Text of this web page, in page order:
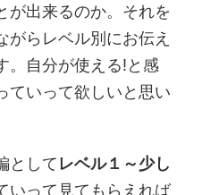
が出来るのか。それを
がらレベル別にお伝え
。自分が使える!と感
ていって欲しいと思い
としてレベル１～少し
いって見てもらえれば